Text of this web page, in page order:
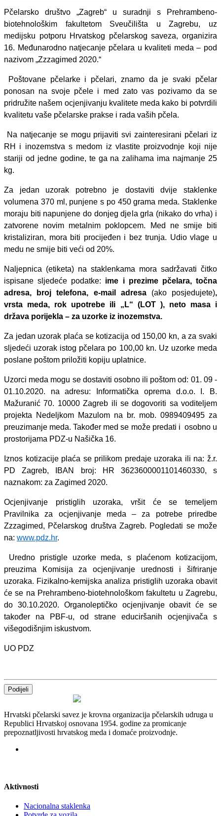
Pčelarsko društvo „Zagreb“ u suradnji s Prehrambeno-
biotehnološkim fakultetom Sveučilišta u Zagrebu, uz
medijsku potporu Hrvatskog pčelarskog saveza, organizira
16. Međunarodno natjecanje pčelara u kvaliteti meda – pod
nazivom „Zzzagimed 2020.“
Poštovane pčelarke i pčelari, znamo da je svaki pčelar
ponosan na svoje pčele i med zato vas pozivamo da se
pridružite našem ocjenjivanju kvalitete meda kako bi potvrdili
kvalitetu vaše pčelarske prakse i rada vaših pčela.
Na natjecanje se mogu prijaviti svi zainteresirani pčelari iz
RH i inozemstva s medom iz vlastite proizvodnje koji nije
stariji od jedne godine, te ga na zalihama ima najmanje 25
kg.
Za jedan uzorak potrebno je dostaviti dvije staklenke
volumena 370 ml, punjene s po 450 grama meda. Staklenke
moraju biti napunjene do donjeg djela grla (nikako do vrha) i
zatvorene novim metalnim poklopcem. Med ne smije biti
kristaliziran, mora biti procijeđen i bez trunja. Udio vlage u
medu ne smije biti veći od 20%.
Naljepnica (etiketa) na staklenkama mora sadržavati čitko
ispisane sljedeće podatke: ime i prezime pčelara, točna
adresa, broj telefona, e-mail adresa (ako posjedujete),
vrsta meda, rok upotrebe ili „L“ (LOT ), neto masa i
država porijekla – za uzorke iz inozemstva.
Za jedan uzorak plaća se kotizacija od 150,00 kn, a za svaki
sljedeći uzorak istog pčelara po 100,00 kn. Uz uzorke meda
poslane poštom priložiti kopiju uplatnice.
Uzorci meda mogu se dostaviti osobno ili poštom od: 01. 09 -
01.10.2020. na adresu: Informatička oprema d.o.o. I. B.
Mažuranić 70. 10000 Zagreb ili se dogovoriti sa voditeljem
projekta Nedeljkom Mazulom na br. mob. 0989409495 za
preuzimanje meda. Također med se može predati i osobno u
prostorijama PDZ-u Našička 16.
Iznos kotizacije plaća se prilikom predaje uzoraka ili na: ž.r.
PD Zagreb, IBAN broj: HR 3623600001101460330, s
naznakom: za Zagimed 2020.
Ocjenjivanje pristiglih uzoraka, vršit će se temeljem
Pravilnika za ocjenjivanje meda – za potrebe priredbe
Zzzagimed, Pčelarskog društva Zagreb. Pogledati se može
na: www.pdz.hr.
Uredno pristigle uzorke meda, s plaćenom kotizacijom,
preuzima Komisija za ocjenjivanje urednosti i šifriranje
uzoraka. Fizikalno-kemijska analiza pristiglih uzoraka obavit
će se na Prehrambeno-biotehnološkom fakultetu u Zagrebu,
do 30.10.2020. Organoleptičko ocjenjivanje obavit će se
također na PBF-u, od strane educiršanih ocjenjivača s
višegodišnjim iskustvom.
UO PDZ
Podijeli
Hrvatski pčelarski savez je krovna organizacija pčelarskih udruga u
Republici Hrvatskoj osnovana 1954. godine za promicanje
prepoznatljivosti hrvatskog meda i domaće proizvodnje.
Aktivnosti
Nacionalna staklenka